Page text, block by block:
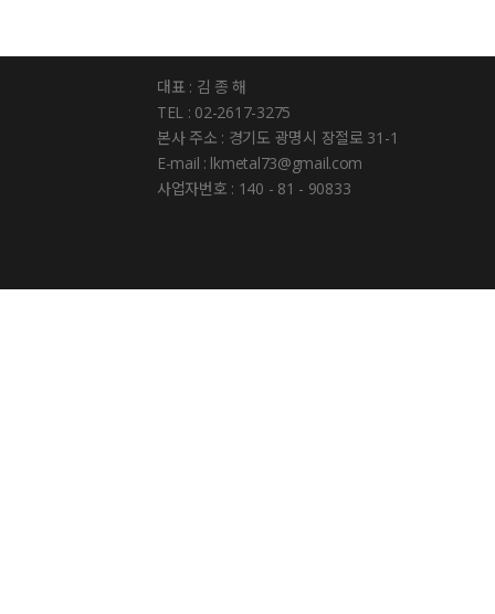
대표 : 김 종 해
TEL : 02-2617-3275
본사 주소 : 경기도 광명시 장절로 31-1
E-mail : lkmetal73@gmail.com
사업자번호 : 140 - 81 - 90833